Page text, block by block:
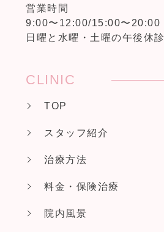
営業時間
9:00〜12:00/15:00〜20:00
日曜と水曜・土曜の午後休診
CLINIC
TOP
スタッフ紹介
治療方法
料金・保険治療
院内風景